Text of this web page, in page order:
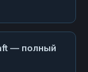
— полный